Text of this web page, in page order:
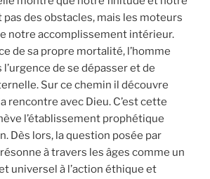
des obstacles, mais les moteurs
notre accomplissement intérieur.
de sa propre mortalité, l’homme
l’urgence de se dépasser et de
Sur ce chemin il découvre
rencontre avec Dieu. C’est cette
l’établissement prophétique
Dès lors, la question posée par
à travers les âges comme un
universel à l’action éthique et